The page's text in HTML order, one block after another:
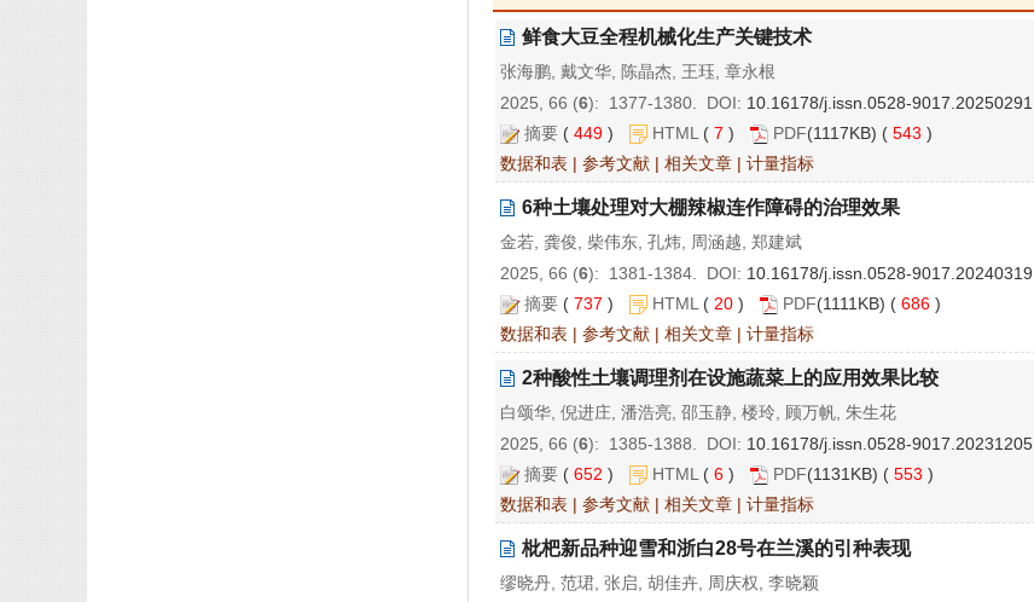
鲜食大豆全程机械化生产关键技术
张海鹏, 戴文华, 陈晶杰, 王珏, 章永根
2025, 66 (6): 1377-1380. DOI: 10.16178/j.issn.0528-9017.20250291
摘要 ( 449 ) HTML ( 7 ) PDF(1117KB) ( 543 )
数据和表 | 参考文献 | 相关文章 | 计量指标
6种土壤处理对大棚辣椒连作障碍的治理效果
金若, 龚俊, 柴伟东, 孔炜, 周涵越, 郑建斌
2025, 66 (6): 1381-1384. DOI: 10.16178/j.issn.0528-9017.20240319
摘要 ( 737 ) HTML ( 20 ) PDF(1111KB) ( 686 )
数据和表 | 参考文献 | 相关文章 | 计量指标
2种酸性土壤调理剂在设施蔬菜上的应用效果比较
白颂华, 倪进庄, 潘浩亮, 邵玉静, 楼玲, 顾万帆, 朱生花
2025, 66 (6): 1385-1388. DOI: 10.16178/j.issn.0528-9017.20231205
摘要 ( 652 ) HTML ( 6 ) PDF(1131KB) ( 553 )
数据和表 | 参考文献 | 相关文章 | 计量指标
枇杷新品种迎雪和浙白28号在兰溪的引种表现
缪晓丹, 范珺, 张启, 胡佳卉, 周庆权, 李晓颖